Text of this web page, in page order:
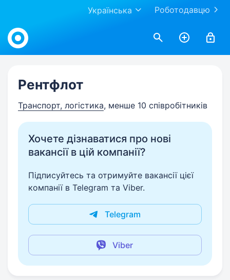
Роботодавцю
Українська
Work.ua
Рентфлот
Транспорт, логістика, менше 10 співробітників
Хочете дізнаватися про нові
вакансії в цій компанії?
Підписуйтесь та отримуйте вакансії цієї
компанії в Telegram та Viber.
Telegram
Viber